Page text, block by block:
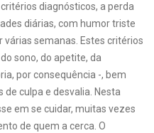
diagnósticos, a perda
diárias, com humor triste
várias semanas. Estes critérios
sono, do apetite, da
por consequência -, bem
culpa e desvalia. Nesta
em se cuidar, muitas vezes
de quem a cerca. O